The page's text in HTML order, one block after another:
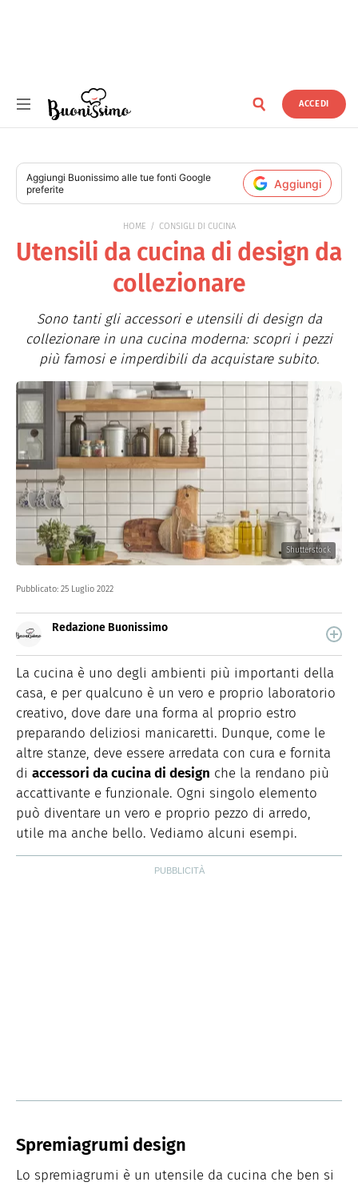
ACCEDI
Aggiungi Buonissimo alle tue fonti Google
preferite
Aggiungi
HOME CONSIGLI DI CUCINA
Utensili da cucina di design da
collezionare
Sono tanti gli accessori e utensili di design da
collezionare in una cucina moderna: scopri i pezzi
più famosi e imperdibili da acquistare subito.
Shutterstock
Pubblicato: 25 Luglio 2022
Redazione Buonissimo
quale trovi idee veloci, facili e spiegate passo passo.
La cucina è uno degli ambienti più importanti della
casa, e per qualcuno è un vero e proprio laboratorio
creativo, dove dare una forma al proprio estro
preparando deliziosi manicaretti. Dunque, come le
altre stanze, deve essere arredata con cura e fornita
di accessori da cucina di design che la rendano più
accattivante e funzionale. Ogni singolo elemento
può diventare un vero e proprio pezzo di arredo,
utile ma anche bello. Vediamo alcuni esempi.
Spremiagrumi design
Lo spremiagrumi è un utensile da cucina che ben si